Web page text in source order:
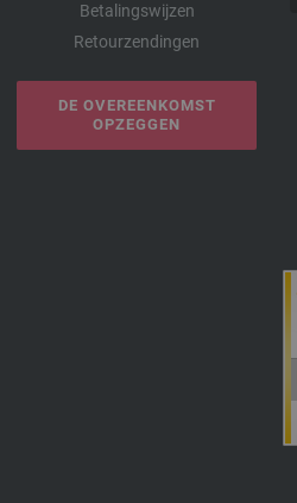
Betalingswijzen
Retourzendingen
DE OVEREENKOMST
OPZEGGEN